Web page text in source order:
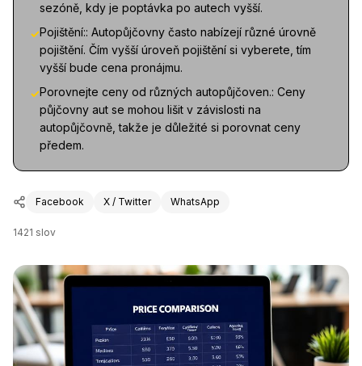
sezóně, kdy je poptávka po autech vyšší.
✓Pojištění:: Autopůjčovny často nabízejí různé úrovně
pojištění. Čím vyšší úroveň pojištění si vyberete, tím
vyšší bude cena pronájmu.
✓Porovnejte ceny od různých autopůjčoven.: Ceny
půjčovny aut se mohou lišit v závislosti na
autopůjčovně, takže je důležité si porovnat ceny
předem.
Facebook X / Twitter WhatsApp
1421 slov